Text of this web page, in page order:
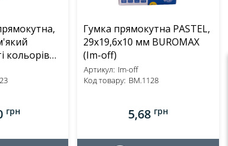
кольорів
off)
грн
Гумка прямокутна PASTEL,
29х19,6х10 мм BUROMAX
(Im-off)
Артикул: Im-off
Код товару: BM.1128
5,68 грн